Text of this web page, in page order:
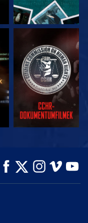
MŰSORNÉZÉS
A SOROZAT
RÉSZEI